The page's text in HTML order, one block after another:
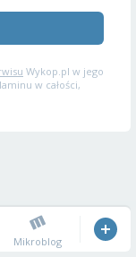
Wykop.pl w jego
w całości,
Mikroblog